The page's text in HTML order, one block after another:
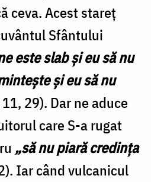
ceva. Acest stareţ
Sfântului
este slab şi eu să nu
şi eu să nu
29). Dar ne aduce
care S-a rugat
„să nu piară credinţa
Iar când vulcanicul